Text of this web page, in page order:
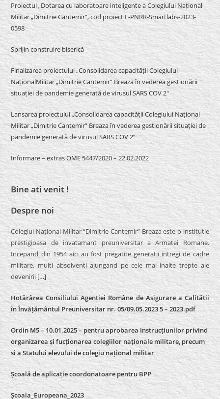
Proiectul „Dotarea cu laboratoare inteligente a Colegiului Național
Militar „Dimitrie Cantemir”, cod proiect F-PNRR-Smartlabs-2023-
0598
Sprijin construire biserică
Finalizarea proiectului „Consolidarea capacității Colegiului
NaționalMilitar „Dimitrie Cantemir” Breaza în vederea gestionării
situației de pandemie generată de virusul SARS COV 2″
Lansarea proiectului „Consolidarea capacității Colegiului Național
Militar „Dimitrie Cantemir” Breaza în vederea gestionării situației de
pandemie generată de virusul SARS COV 2”
Informare – extras OME 5447/2020 – 22.02.2022
Bine ati venit !
Despre noi
Colegiul Naţional Militar “Dimitrie Cantemir” Breaza este o institutie
prestigioasa de invatamant preuniversitar a Armatei Romane.
Incepand din 1954 aici au fost pregatite generatii intregi de cadre
militare, multi absolventi ajungand pe cele mai inalte trepte ale
devenirii[…]
Hotărârea Consiliului Agenției Române de Asigurare a Calității
în Învățământul Preuniversitar nr. 05/09.05.2023 5 – 2023.pdf
Ordin M5 – 10.01.2025 – pentru aprobarea Instrucțiunilor privind
organizarea și fucționarea colegiilor naționale militare, precum
și a Statului elevului de colegiu național militar
Școală de aplicație coordonatoare pentru BPP
Școala_Europeana_2023